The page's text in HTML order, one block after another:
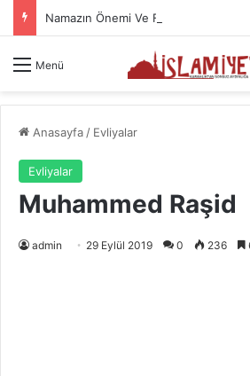
Namazın Önemi Ve Fazileti
Menü
Anasayfa/ Evliyalar
Evliyalar
Muhammed Raşid
admin 29 Eylül 2019 0 236